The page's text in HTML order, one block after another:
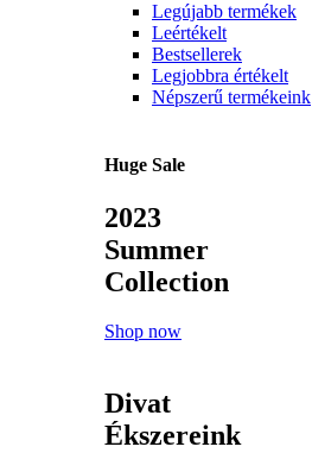
Legújabb termékek
Leértékelt
Bestsellerek
Legjobbra értékelt
Népszerű termékeink
Huge Sale
2023
Summer
Collection
Shop now
Divat
Ékszereink